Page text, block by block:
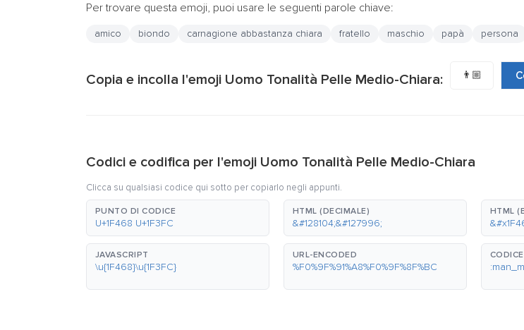
Per trovare questa emoji, puoi usare le seguenti parole chiave:
amico biondo carnagione abbastanza chiara fratello maschio papà persona
Copia e incolla l'emoji Uomo Tonalità Pelle Medio-Chiara: 👨🏼
Codici e codifica per l'emoji Uomo Tonalità Pelle Medio-Chiara
Clicca su qualsiasi codice qui sotto per copiarlo negli appunti.
PUNTO DI CODICE
U+1F468 U+1F3FC
HTML (DECIMALE)
&#128104;&#127996;
HTML
JAVASCRIPT
\u{1F468}\u{1F3FC}
URL-ENCODED
%F0%9F%91%A8%F0%9F%8F%BC